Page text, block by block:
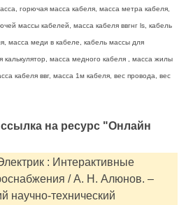
горючая масса кабеля, масса метра кабеля,
массы кабелей, масса кабеля ввгнг ls, кабель
масса меди в кабеле, кабель массы для
калькулятор, масса медного кабеля , масса жилы
кабеля ввг, масса 1м кабеля, вес провода, вес
на ресурс "Онлайн
: Интерактивные
/ А. Н. Алюнов. –
научно-технический